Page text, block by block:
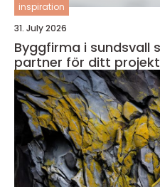
inspiration
31. July 2026
Byggfirma i sundsvall så väljer du rätt
partner för ditt projekt